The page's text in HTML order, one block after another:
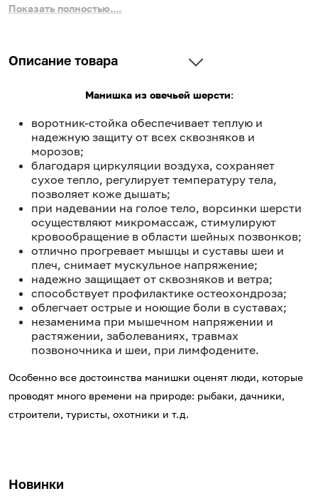
Показать полностью....
Описание товара
Манишка из овечьей шерсти:
воротник-стойка обеспечивает теплую и
надежную защиту от всех сквозняков и
морозов;
благодаря циркуляции воздуха, сохраняет
сухое тепло, регулирует температуру тела,
позволяет коже дышать;
при надевании на голое тело, ворсинки шерсти
осуществляют микромассаж, стимулируют
кровообращение в области шейных позвонков;
отлично прогревает мышцы и суставы шеи и
плеч, снимает мускульное напряжение;
надежно защищает от сквозняков и ветра;
способствует профилактике остеохондроза;
облегчает острые и ноющие боли в суставах;
незаменима при мышечном напряжении и
растяжении, заболеваниях, травмах
позвоночника и шеи, при лимфодените.
Особенно все достоинства манишки оценят люди, которые
проводят много времени на природе: рыбаки, дачники,
строители, туристы, охотники и т.д.
Новинки